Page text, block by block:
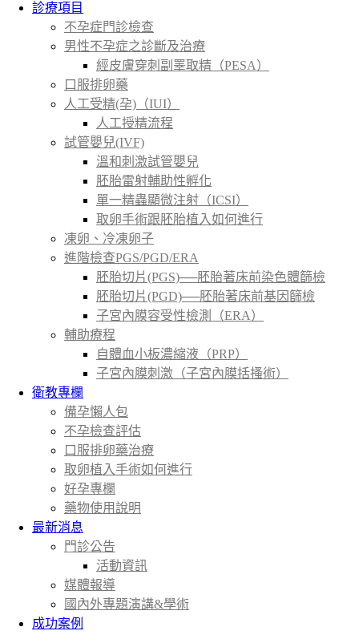
診療項目
不孕症門診檢查
男性不孕症之診斷及治療
經皮膚穿刺副睪取精（PESA）
口服排卵藥
人工受精(孕)（IUI）
人工授精流程
試管嬰兒(IVF)
溫和刺激試管嬰兒
胚胎雷射輔助性孵化
單一精蟲顯微注射（ICSI）
取卵手術跟胚胎植入如何進行
凍卵、冷凍卵子
進階檢查PGS/PGD/ERA
胚胎切片(PGS)──胚胎著床前染色體篩檢
胚胎切片(PGD)──胚胎著床前基因篩檢
子宮內膜容受性檢測（ERA）
輔助療程
自體血小板濃縮液（PRP）
子宮內膜刺激（子宮內膜括搔術）
衛教專欄
備孕懶人包
不孕檢查評估
口服排卵藥治療
取卵植入手術如何進行
好孕專欄
藥物使用說明
最新消息
門診公告
活動資訊
媒體報導
國內外專題演講&學術
成功案例